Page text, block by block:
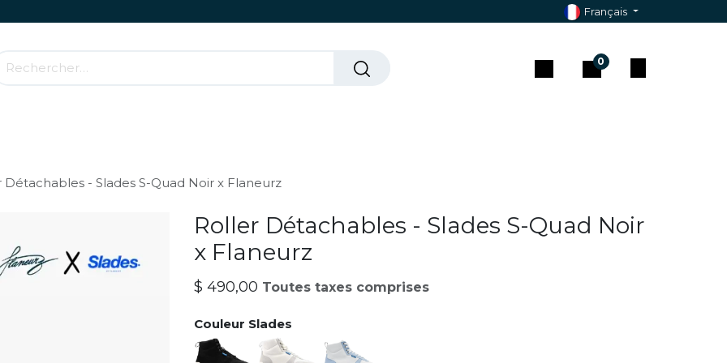
Français
0
Détachables - Slades S-Quad Noir x Flaneurz
Roller Détachables - Slades S-Quad Noir
x Flaneurz
$ 490,00 Toutes taxes comprises
Couleur Slades